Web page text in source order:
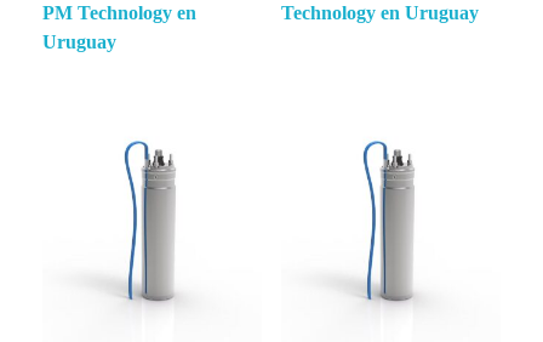
PM Technology en
Uruguay
Technology en Uruguay